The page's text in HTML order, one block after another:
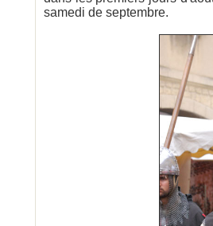
samedi de septembre.